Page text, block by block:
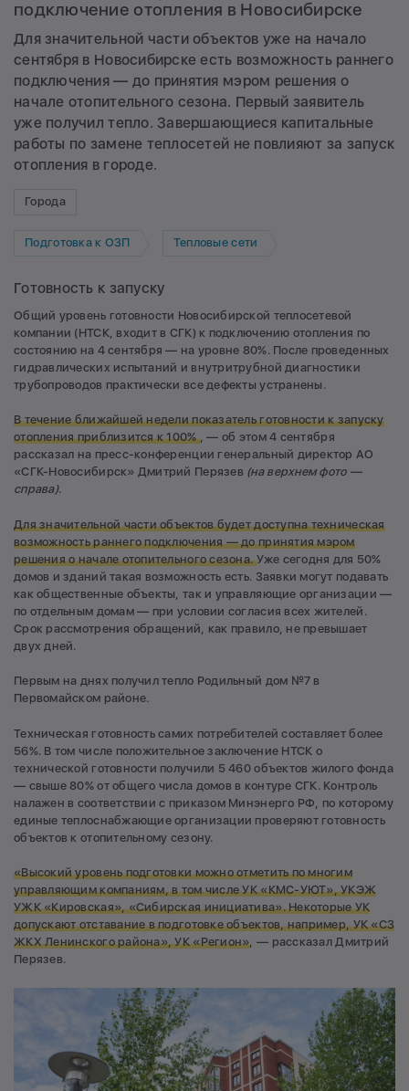
подключение отопления в Новосибирске
Для значительной части объектов уже на начало
сентября в Новосибирске есть возможность раннего
подключения — до принятия мэром решения о
начале отопительного сезона. Первый заявитель
уже получил тепло. Завершающиеся капитальные
работы по замене теплосетей не повлияют за запуск
отопления в городе.
Города
Подготовка к ОЗП Тепловые сети
Готовность к запуску
Общий уровень готовности Новосибирской теплосетевой
компании (НТСК, входит в СГК) к подключению отопления по
состоянию на 4 сентября — на уровне 80%. После проведенных
гидравлических испытаний и внутритрубной диагностики
трубопроводов практически все дефекты устранены.
В течение ближайшей недели показатель готовности к запуску
отопления приблизится к 100%, — об этом 4 сентября
рассказал на пресс-конференции генеральный директор АО
«СГК-Новосибирск» Дмитрий Перязев (на верхнем фото —
справа).
Для значительной части объектов будет доступна техническая
возможность раннего подключения — до принятия мэром
решения о начале отопительного сезона.Уже сегодня для 50%
домов и зданий такая возможность есть. Заявки могут подавать
как общественные объекты, так и управляющие организации —
по отдельным домам — при условии согласия всех жителей.
Срок рассмотрения обращений, как правило, не превышает
двух дней.
Первым на днях получил тепло Родильный дом №7 в
Первомайском районе.
Техническая готовность самих потребителей составляет более
56%. В том числе положительное заключение НТСК о
технической готовности получили 5 460 объектов жилого фонда
— свыше 80% от общего числа домов в контуре СГК. Контроль
налажен в соответствии с приказом Минэнерго РФ, по которому
единые теплоснабжающие организации проверяют готовность
объектов к отопительному сезону.
«Высокий уровень подготовки можно отметить по многим
управляющим компаниям, в том числе УК «КМС-УЮТ», УКЭЖ
УЖК «Кировская», «Сибирская инициатива». Некоторые УК
допускают отставание в подготовке объектов, например, УК «СЗ
ЖКХ Ленинского района», УК «Регион», — рассказал Дмитрий
Перязев.